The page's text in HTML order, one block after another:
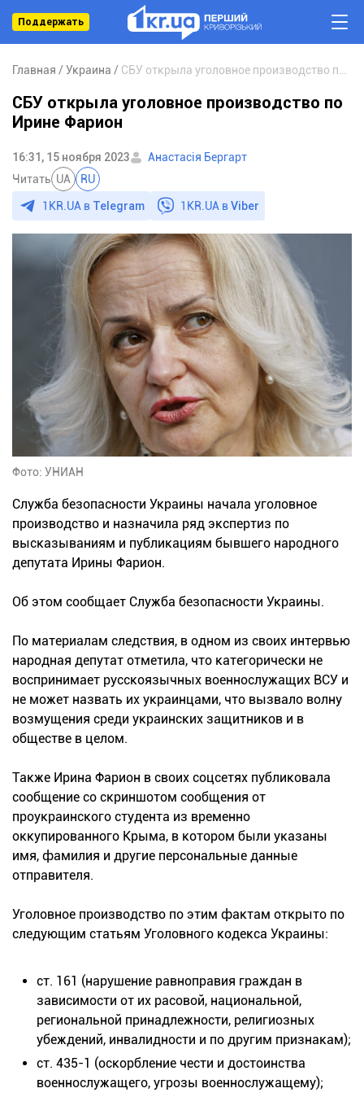
Поддержать
Главная Украина
СБУ открыла уголовное производство по
Ирине Фарион
16:31, 15 ноября 2023
Анастасія Бергарт
Читать UA RU
1KR.UA в Telegram 1KR.UA вViber
Фото: УНИАН
Служба безопасности Украины начала уголовное
производство и назначила ряд экспертиз по
высказываниям и публикациям бывшего народного
депутата Ирины Фарион.
Об этом сообщает Служба безопасности Украины.
По материалам следствия, в одном из своих интервью
народная депутат отметила, что категорически не
воспринимает русскоязычных военнослужащих ВСУ и
не может назвать их украинцами, что вызвало волну
возмущения среди украинских защитников и в
обществе в целом.
Также Ирина Фарион в своих соцсетях публиковала
сообщение со скриншотом сообщения от
проукраинского студента из временно
оккупированного Крыма, в котором были указаны
имя, фамилия и другие персональные данные
отправителя.
Уголовное производство по этим фактам открыто по
следующим статьям Уголовного кодекса Украины:
ст. 161 (нарушение равноправия граждан в
зависимости от их расовой, национальной,
региональной принадлежности, религиозных
убеждений, инвалидности и по другим признакам);
ст. 435-1 (оскорбление чести и достоинства
военнослужащего, угрозы военнослужащему);